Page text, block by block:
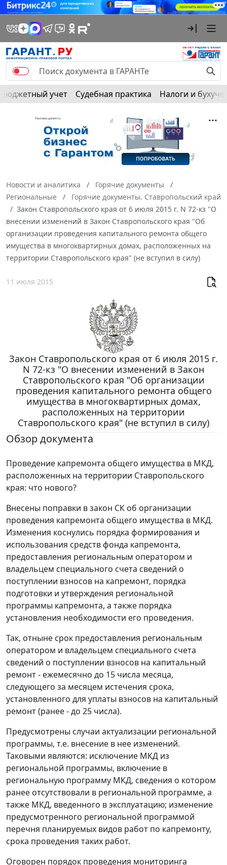
Бюджетный учет Судебная практика Налоги и
Новости и аналитика
Горячие документы
Региональные
Горячие документы. Ставропольский край
Закон Ставропольского края от 6 июля 2015 г. N 72-кз "О
внесении изменений в Закон Ставропольского края "Об
организации проведения капитального ремонта общего
имущества в многоквартирных домах, расположенных на
территории Ставропольского края" (не вступил в силу)
11 июля 2015
Закон Ставропольского края от 6 июля 2015 г.
N 72-кз "О внесении изменений в Закон
Ставропольского края "Об организации
проведения капитального ремонта общего
имущества в многоквартирных домах,
расположенных на территории
Ставропольского края" (не вступил в силу)
Обзор документа
Проведение капремонта общего имущества в МКД,
расположенных на территории Ставропольского
края: что нового?
Внесены поправки в закон СК об организации
проведения капремонта общего имущества в МКД.
Изменения коснулись порядка формирования и
использования средств фонда капремонта,
предоставления региональным оператором и
владельцем специального счета сведений о
поступлении взносов на капремонт, порядка
подготовки и утверждения региональной
программы капремонта, а также порядка
установления необходимости его проведения.
Так, отныне срок предоставления региональным
оператором и владельцем специального счета
сведений о поступлении взносов на капитальный
ремонт - ежемесячно до 15 числа месяца,
следующего за месяцем истечения срока,
установленного для уплаты взносов на капитальный
ремонт (ранее - до 25 числа).
Предусмотрены случаи актуализации региональной
программы, т.е. внесение в нее изменений.
Таковыми являются: исключение МКД из
региональной программы, включение в
региональную программу МКД, сведения о котором
ранее отсутствовали в региональной программе, а
также МКД, введенного в эксплуатацию; изменение
предусмотренного региональной программой
перечня планируемых видов работ по капремонту,
срока проведения таких работ.
Оговорен порядок проведения мониторинга